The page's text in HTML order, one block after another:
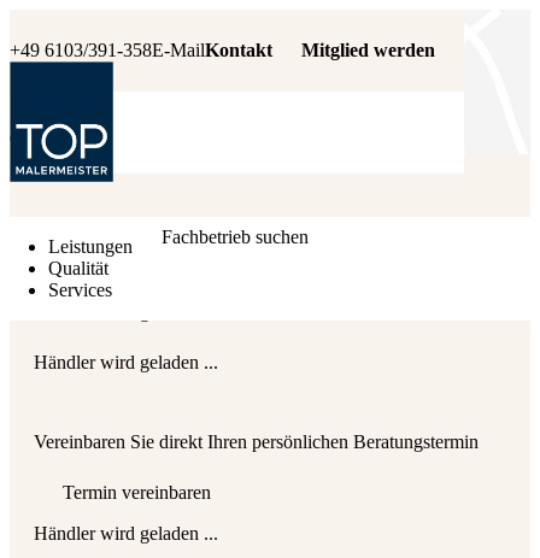
+49 6103/391-358E-MailKontakt Mitglied werden
Leistungen
Qualität
Services
Fachbetrieb suchen
Händler wird geladen ...
Händler wird geladen ...
Vereinbaren Sie direkt Ihren persönlichen Beratungstermin
Termin vereinbaren
Händler wird geladen ...